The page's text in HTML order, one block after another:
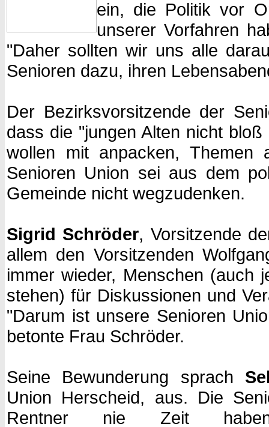
ein, die Politik vor
unserer Vorfahren
"Daher sollten wir uns alle
Senioren dazu, ihren
Der Bezirksvorsitzende der
dass die "jungen Alten nicht
wollen mit anpacken, Themen
Senioren Union sei aus dem
Gemeinde nicht wegzudenken.
Sigrid Schröder, Vorsitzende
allem den Vorsitzenden
immer wieder, Menschen (auch
stehen) für Diskussionen und
"Darum ist unsere Senioren
betonte Frau Schröder.
Seine Bewunderung sprach
Union Herscheid, aus. Die
Rentner nie Zeit